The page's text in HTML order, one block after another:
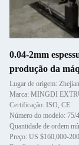
0.04-2mm
produção da
Lugar de origem:
Marca: MINGDI
Certificação: ISO, CE
Número do modelo: 75/
Quantidade de ordem
Preço: US $160,000-